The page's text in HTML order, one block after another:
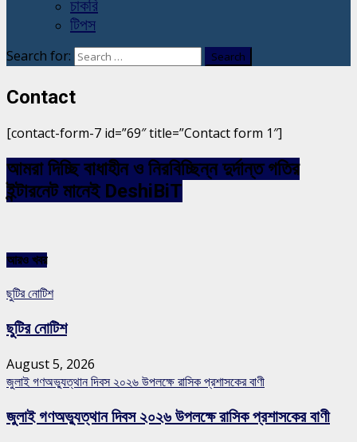
চাকরি
টিপস
Search for:
Contact
[contact-form-7 id=”69″ title=”Contact form 1″]
আমরা দিচ্ছি বাধাহীন ও নিরবিচ্ছিন্ন দুর্দান্ত গতির
ইন্টারনেট মানেই DeshiBiT
আরও খবর
ছুটির নোটিশ
ছুটির নোটিশ
August 5, 2026
জুলাই গণঅভ্যুত্থান দিবস ২০২৬ উপলক্ষে রাসিক প্রশাসকের বাণী
জুলাই গণঅভ্যুত্থান দিবস ২০২৬ উপলক্ষে রাসিক প্রশাসকের বাণী